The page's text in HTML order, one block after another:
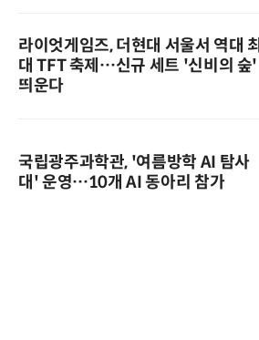
라이엇게임즈, 더현대 서울서 역대 최
대 TFT 축제…신규 세트 '신비의 숲'
띄운다
국립광주과학관, '여름방학 AI 탐사
대' 운영…10개 AI 동아리 참가